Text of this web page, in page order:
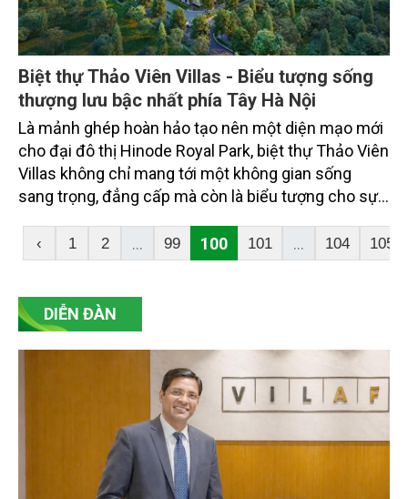
Biệt thự Thảo Viên Villas - Biểu tượng sống
thượng lưu bậc nhất phía Tây Hà Nội
Là mảnh ghép hoàn hảo tạo nên một diện mạo mới
cho đại đô thị Hinode Royal Park, biệt thự Thảo Viên
Villas không chỉ mang tới một không gian sống
sang trọng, đẳng cấp mà còn là biểu tượng cho sự
hưởng hoàn toàn khác biệt dành riêng cho tầng lớp
tinh hoa…
‹ 1 2 ... 99 100 101 ... 104 105
DIỄN ĐÀN